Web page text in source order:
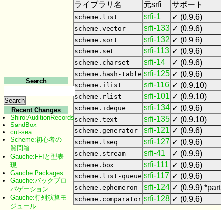
ライブラリ名 元srfi サポート
scheme.list srfi-1 ✓ (0.9.6)
scheme.vector srfi-133 ✓ (0.9.6)
scheme.sort srfi-132 ✓ (0.9.6)
scheme.set srfi-113 ✓ (0.9.6)
scheme.charset srfi-14 ✓ (0.9.6)
scheme.hash-table srfi-125 ✓ (0.9.6)
scheme.ilist srfi-116 ✓ (0.9.10)
scheme.rlist srfi-101 ✓ (0.9.10)
scheme.ideque srfi-134 ✓ (0.9.6)
scheme.text srfi-135 ✓ (0.9.10)
scheme.generator srfi-121 ✓ (0.9.6)
scheme.lseq srfi-127 ✓ (0.9.6)
scheme.stream srfi-41 ✓ (0.9.9)
scheme.box srfi-111 ✓ (0.9.6)
scheme.list-queue srfi-117 ✓ (0.9.6)
scheme.ephemeron srfi-124 ✓ (0.9.9)
scheme.comparator srfi-128 ✓ (0.9.6)
Search
Recent Changes
Shiro:AuditionRecords
SandBox
cut-sea
Scheme:初心者の
質問箱
Gauche:FFIと型表
現
Gauche:Packages
Gauche:バックプロ
パゲーション
Gauche:行列演算モ
ジュール